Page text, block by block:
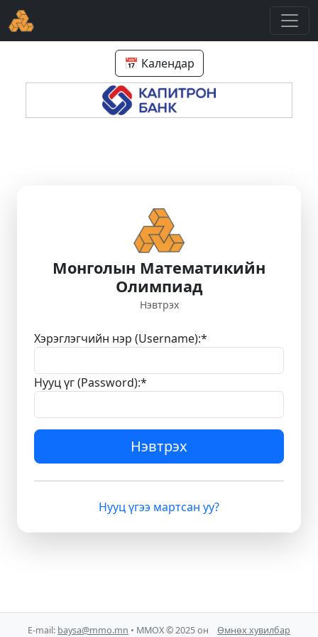
📅 Календар
Монголын Математикийн
Олимпиад
Нэвтрэх
Хэрэглэгчийн нэр (Username):*
Нууц үг (Password):*
Нэвтрэх
Нууц үгээ мартсан уу?
E-mail: baysa@mmo.mn • ММОХ © 2025 он Өмнөх хувилбар